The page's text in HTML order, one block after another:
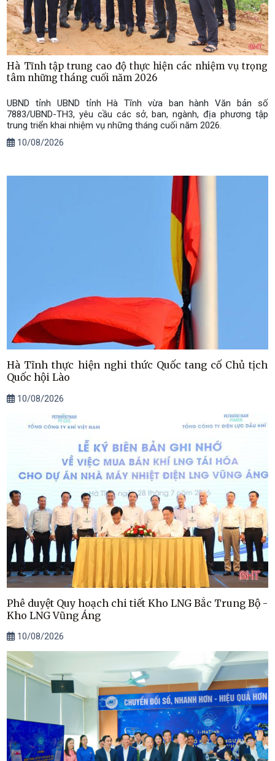
Hà Tĩnh tập trung cao độ thực hiện các nhiệm vụ trọng
tâm những tháng cuối năm 2026
UBND tỉnh UBND tỉnh Hà Tĩnh vừa ban hành Văn bản số
7883/UBND-TH3, yêu cầu các sở, ban, ngành, địa phương tập
trung triển khai nhiệm vụ những tháng cuối năm 2026.
10/08/2026
Hà Tĩnh thực hiện nghi thức Quốc tang cố Chủ tịch
Quốc hội Lào
10/08/2026
Phê duyệt Quy hoạch chi tiết Kho LNG Bắc Trung Bộ -
Kho LNG Vũng Áng
10/08/2026